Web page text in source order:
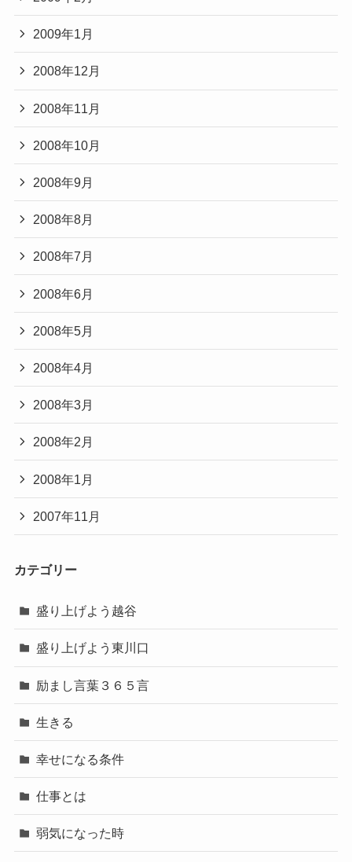
2009年1月
2008年12月
2008年11月
2008年10月
2008年9月
2008年8月
2008年7月
2008年6月
2008年5月
2008年4月
2008年3月
2008年2月
2008年1月
2007年11月
カテゴリー
盛り上げよう越谷
盛り上げよう東川口
励まし言葉３６５言
生きる
幸せになる条件
仕事とは
弱気になった時